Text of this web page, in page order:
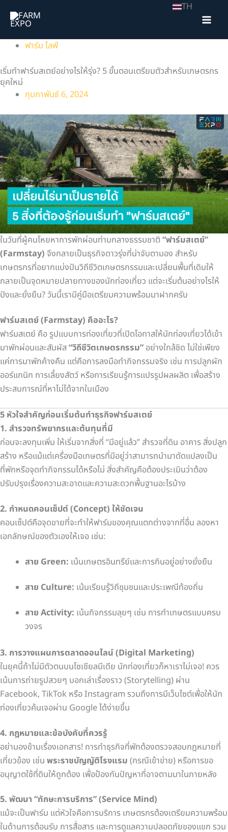
ฟาร์ม ไลฟ์
เริ่มทำฟาร์มสเตย์อย่างไรให้รุ่ง? 5 ขั้นตอนเตรียมตัวสำหรับเกษตรกร
ยุคใหม่
กุมภาพันธ์ 6, 2024
ในวันที่ผู้คนโหยหาการพักผ่อนท่ามกลางธรรมชาติ “ฟาร์มสเตย์”
(Farmstay) จึงกลายเป็นธุรกิจดาวรุ่งที่น่าจับตามอง สำหรับ
เกษตรกรที่อยากแบ่งปันวิถีชีวิตเกษตรกรรมและเปลี่ยนพื้นที่เดิมให้
กลายเป็นจุดหมายปลายทางของนักท่องเที่ยว แต่จะเริ่มต้นอย่างไรให้
ปังและยั่งยืน? วันนี้เรามีคู่มือเตรียมความพร้อมมาฝากครับ
ฟาร์มสเตย์ (Farmstay) คืออะไร?
ฟาร์มสเตย์ คือ รูปแบบการท่องเที่ยวที่เปิดโอกาสให้นักท่องเที่ยวได้เข้า
มาพักผ่อนและสัมผัส“วิถีชีวิตเกษตรกรรม” อย่างใกล้ชิด ไม่ใช่เพียง
แค่การมาพักค้างคืน แต่คือการลงมือทำกิจกรรมจริง เช่น การปลูกผัก
ออร์แกนิก การเลี้ยงสัตว์ หรือการเรียนรู้การแปรรูปผลผลิต เพื่อสร้าง
ประสบการณ์ที่หาไม่ได้จากในเมือง
5 หัวใจสำคัญก่อนเริ่มต้นทำธุรกิจฟาร์มสเตย์
1. สำรวจทรัพยากรและต้นทุนที่มี
ก่อนจะลงทุนเพิ่ม ให้เริ่มจากสิ่งที่ “มีอยู่แล้ว” สำรวจที่ดิน อาคาร สิ่งปลูก
สร้าง หรือแม้แต่เครื่องมือเกษตรที่มีอยู่ว่าสามารถนำมาดัดแปลงเป็น
ที่พักหรือจุดทำกิจกรรมได้หรือไม่ สิ่งสำคัญคือต้องประเมินว่าต้อง
ปรับปรุงเรื่องความสะอาดและความสะดวกพื้นฐานอะไรบ้าง
2. กำหนดคอนเซ็ปต์ (Concept) ให้ชัดเจน
คอนเซ็ปต์คือจุดขายที่จะทำให้ฟาร์มของคุณแตกต่างจากที่อื่น ลองหา
เอกลักษณ์ของตัวเองให้เจอ เช่น:
สาย Green: เน้นเกษตรอินทรีย์และการกินอยู่อย่างยั่งยืน
สาย Culture: เน้นเรียนรู้วิถีชุมชนและประเพณีท้องถิ่น
สาย Activity: เน้นกิจกรรมลุยๆ เช่น การทำเกษตรแบบครบ
วงจร
3. การวางแผนการตลาดออนไลน์ (Digital Marketing)
ในยุคนี้ถ้าไม่มีตัวตนบนโซเชียลมีเดีย นักท่องเที่ยวก็หาเราไม่เจอ! ควร
เน้นการถ่ายรูปสวยๆ บอกเล่าเรื่องราว (Storytelling) ผ่าน
Facebook, TikTok หรือ Instagram รวมถึงการมีเว็บไซต์เพื่อให้นัก
ท่องเที่ยวค้นเจอผ่าน Google ได้ง่ายขึ้น
4. กฎหมายและข้อบังคับที่ควรรู้
อย่ามองข้ามเรื่องเอกสาร! การทำธุรกิจที่พักต้องตรวจสอบกฎหมายที่
เกี่ยวข้อง เช่น พระราชบัญญัติโรงแรม (กรณีเข้าข่าย) หรือการขอ
อนุญาตใช้ที่ดินให้ถูกต้อง เพื่อป้องกันปัญหาที่อาจตามมาในภายหลัง
5. พัฒนา “ทักษะการบริการ” (Service Mind)
แม้จะเป็นฟาร์ม แต่หัวใจคือการบริการ เกษตรกรต้องเตรียมความพร้อม
ในด้านการต้อนรับ การสื่อสาร และการดูแลความปลอดภัยของแขก รวม
TH